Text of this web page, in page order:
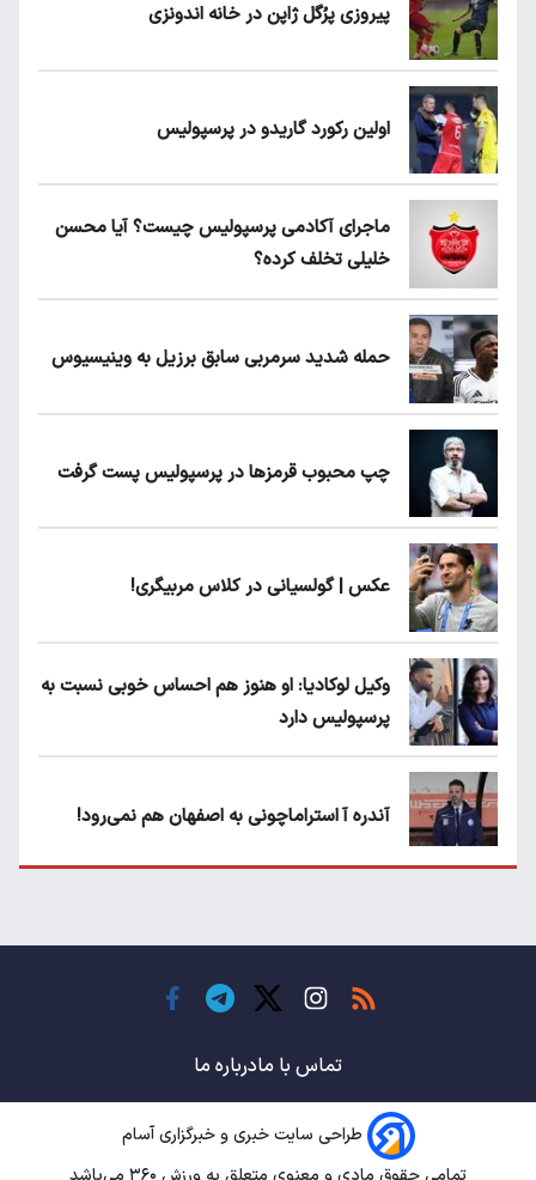
پیروزی پرُگل ژاپن در خانه اندونزی
اولین رکورد گاریدو در پرسپولیس
ماجرای آکادمی پرسپولیس چیست؟ آیا محسن
خلیلی تخلف کرده؟
حمله شدید سرمربی سابق برزیل به وینیسیوس
چپ محبوب قرمزها در پرسپولیس پست گرفت
عکس | گولسیانی در کلاس مربیگری!
وکیل لوکادیا: او هنوز هم احساس خوبی نسبت به
پرسپولیس دارد
آندره آ استراماچونی به اصفهان هم نمی‌رود!
حسن روی هوا!
باشگاه های جهان
سروش رفیعی مقابل الریان فیکس است؟
تماس با مادرباره ما
طراحی سایت خبری و خبرگزاری آسام